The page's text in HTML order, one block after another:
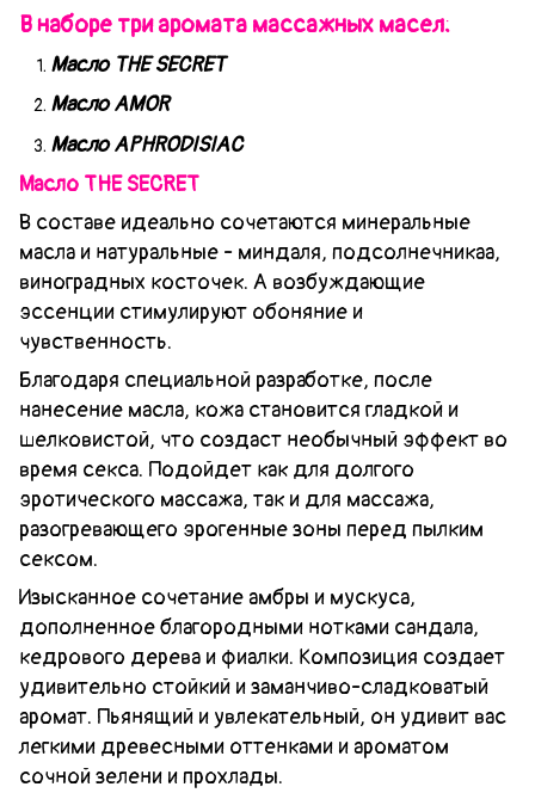
В наборе три аромата массажных масел:
Масло THE SECRET
Масло AMOR
Масло APHRODISIAC
Масло THE SECRET
В составе идеально сочетаются минеральные
масла и натуральные - миндаля, подсолнечникаа,
виноградных косточек. А возбуждающие
эссенции стимулируют обоняние и
чувственность.
Благодаря специальной разработке, после
нанесение масла, кожа становится гладкой и
шелковистой, что создаст необычный эффект во
время секса. Подойдет как для долгого
эротического массажа, так и для массажа,
разогревающего эрогенные зоны перед пылким
сексом.
Изысканное сочетание амбры и мускуса,
дополненное благородными нотками сандала,
кедрового дерева и фиалки. Композиция создает
удивительно стойкий и заманчиво-сладковатый
аромат. Пьянящий и увлекательный, он удивит вас
легкими древесными оттенками и ароматом
сочной зелени и прохлады.